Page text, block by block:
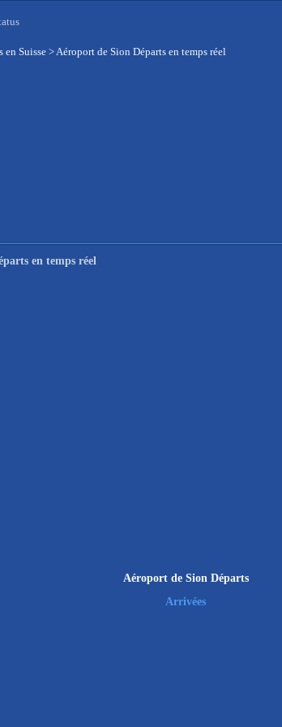
en Suisse >Aéroport de Sion Départs en temps réel
en temps réel
Aéroport de Sion Départs
Arrivées